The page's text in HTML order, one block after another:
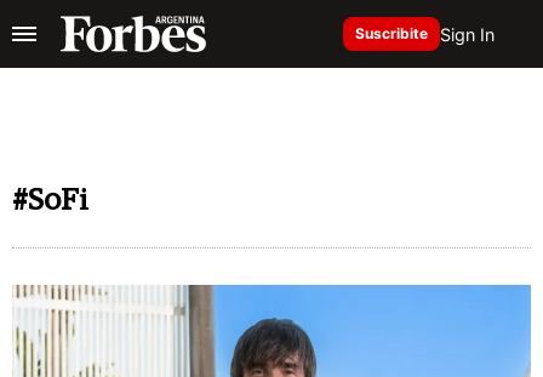
Suscribite Sign In
#SoFi